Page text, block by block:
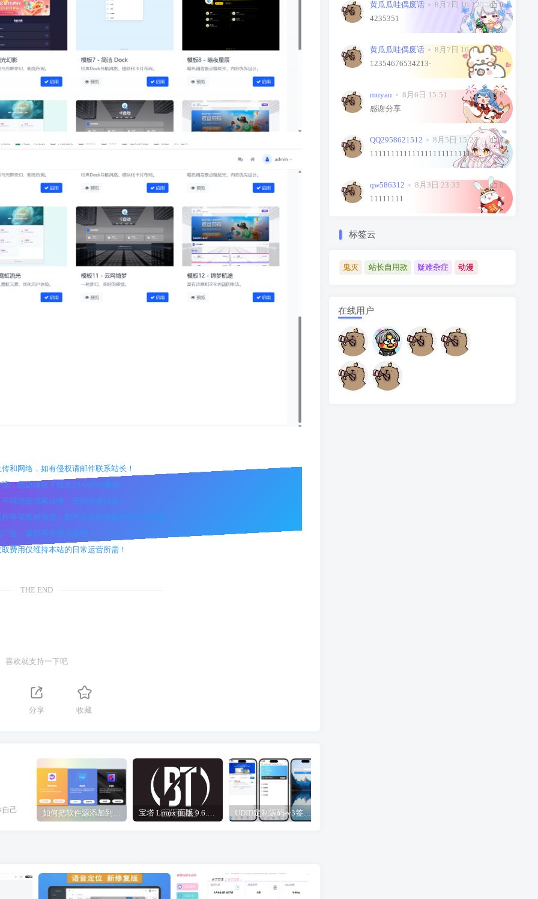
和网络，如有侵权请邮件联系站长！
，您必须在下载后24小时内删除！
得违反国家法律。否则后果自负！
等等其他资源，都不包含技术服务请大家谅解！
告，请联系管理员处理！
费用仅维持本站的日常运营所需！
THE END
喜欢就支持一下吧
分享 收藏
己 UDID定制源码-v3签名站-集成“软件源”功能以及支持上传“免费证书”自签
黄瓜瓜哇偶废话 8月7日 16:12
0
4235351
黄瓜瓜哇偶废话 8月7日 16:11
0
12354676534213·
muyan 8月6日 15:51
0
感谢分享
QQ2958621512 8月5日 15:23
0
111111111111111111111111
qw586312 8月3日 23:33
0
11111111
标签云
鬼灭 站长自用款 疑难杂症 动漫
在线用户